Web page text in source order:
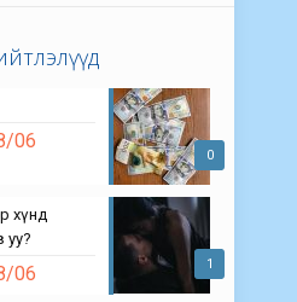
0
06
1
хүнд
уу?
06